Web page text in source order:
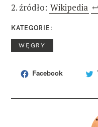
źródło: Wikipedia
KATEGORIE
WĘGRY
I
Facebook